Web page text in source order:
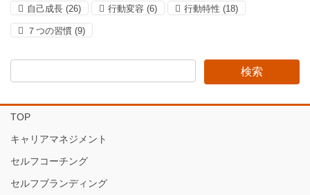
自己成長 (26) 行動変容 (6) 行動特性 (18)
７つの習慣 (9)
TOP
キャリアマネジメント
セルフコーチング
セルフブランディング